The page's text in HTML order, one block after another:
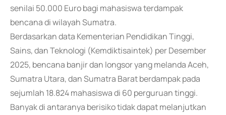
senilai 50.000 Euro bagi mahasiswa terdampak
bencana di wilayah Sumatra.
Berdasarkan data Kementerian Pendidikan Tinggi,
Sains, dan Teknologi (Kemdiktisaintek) per Desember
2025, bencana banjir dan longsor yang melanda Aceh,
Sumatra Utara, dan Sumatra Barat berdampak pada
sejumlah 18.824 mahasiswa di 60 perguruan tinggi.
Banyak di antaranya berisiko tidak dapat melanjutkan